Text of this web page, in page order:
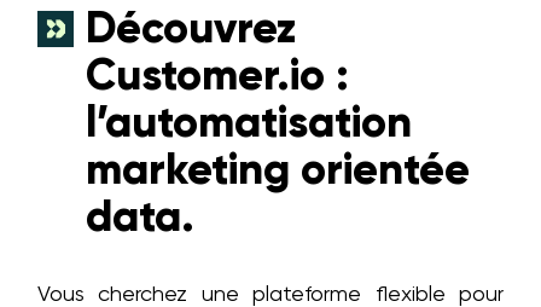
Découvrez
Customer.io :
l’automatisation
marketing orientée
data.
Vous cherchez une plateforme flexible pour